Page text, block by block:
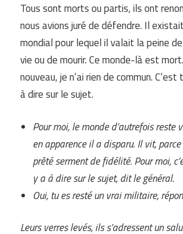
Tous sont morts ou partis, ils ont
nous avions juré de défendre. Il
mondial pour lequel il valait la peine
vie ou de mourir. Ce monde-là est
nouveau, je n’ai rien de commun. C’est
à dire sur le sujet.
Pour moi, le monde d’autrefois reste
en apparence il a disparu. Il vit,
prêté serment de fidélité. Pour moi,
y a à dire sur le sujet, dit le général.
Oui, tu es resté un vrai militaire,
Leurs verres levés, ils s’adressent un